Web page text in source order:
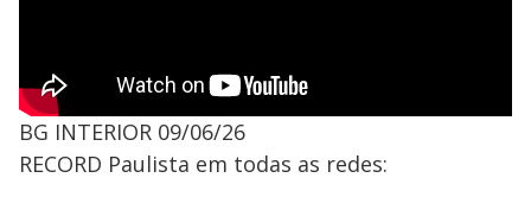
BG INTERIOR 09/06/26
RECORD Paulista em todas as redes: